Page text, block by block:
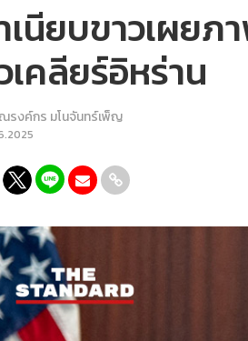
เนียบขาวเผยภ
เคลียร์อิหร่าน
รงค์กร มโนจันทร์เพ็ญ